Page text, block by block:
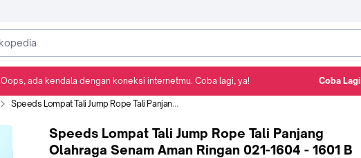
Speeds Lompat Tali Jump Rope Tali Panjang Olahraga Senam Aman Ringan 021-1604 - 1601 B HITAM
Speeds Lompat Tali Jump Rope Tali Panjang
Olahraga Senam Aman Ringan 021-1604 - 1601 B
Oops, ada kendala dengan koneksi internetmu. Coba lagi, ya! Coba Lagi